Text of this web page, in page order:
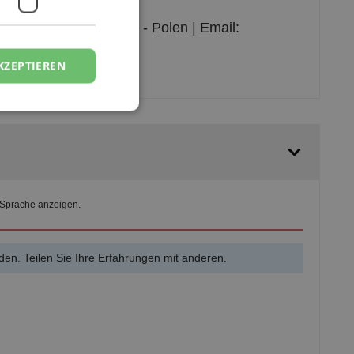
20/26 | 87-100 Toruń - Polen | Email:
anzeigen.
Teilen Sie Ihre Erfahrungen mit anderen.